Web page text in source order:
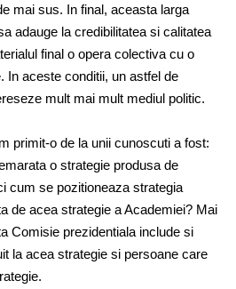
mai sus. In final, aceasta larga
adauge la credibilitatea si calitatea
final o opera colectiva cu o
In aceste conditii, un astfel de
mult mai mult mediul politic.
primit-o de la unii cunoscuti a fost:
o strategie produsa de
cum se pozitioneaza strategia
de acea strategie a Academiei? Mai
Comisie prezidentiala include si
la acea strategie si persoane care